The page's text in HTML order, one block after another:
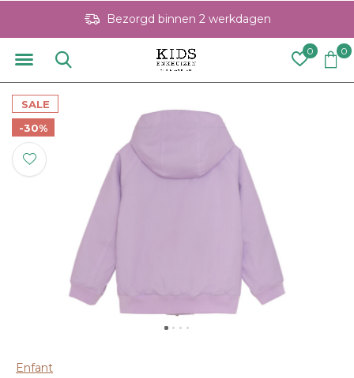
0 0
Bezorgd binnen 2 werkdagen
SALE
-30%
Enfant